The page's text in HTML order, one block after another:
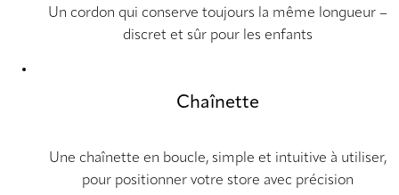
Un cordon qui conserve toujours la même longueur –
discret et sûr pour les enfants
Chaînette
Une chaînette en boucle, simple et intuitive à utiliser,
pour positionner votre store avec précision